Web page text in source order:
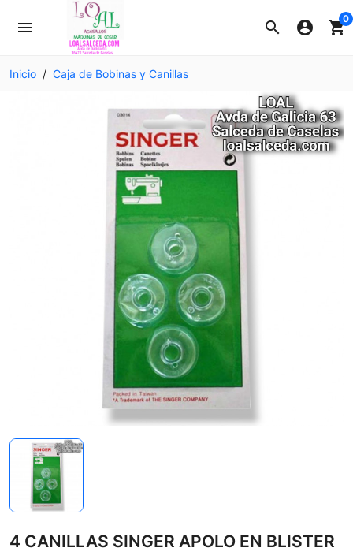
search
menu account_circle shopping_cart0
Inicio Caja de Bobinas y Canillas
4 CANILLAS SINGER APOLO EN BLISTER